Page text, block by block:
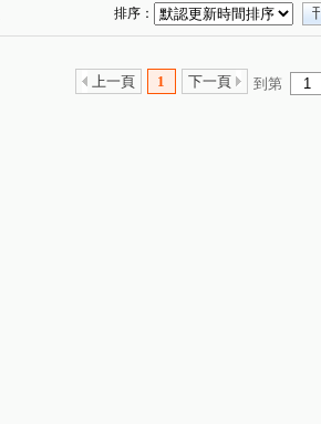
排序：
上一頁 1 下一頁 到第